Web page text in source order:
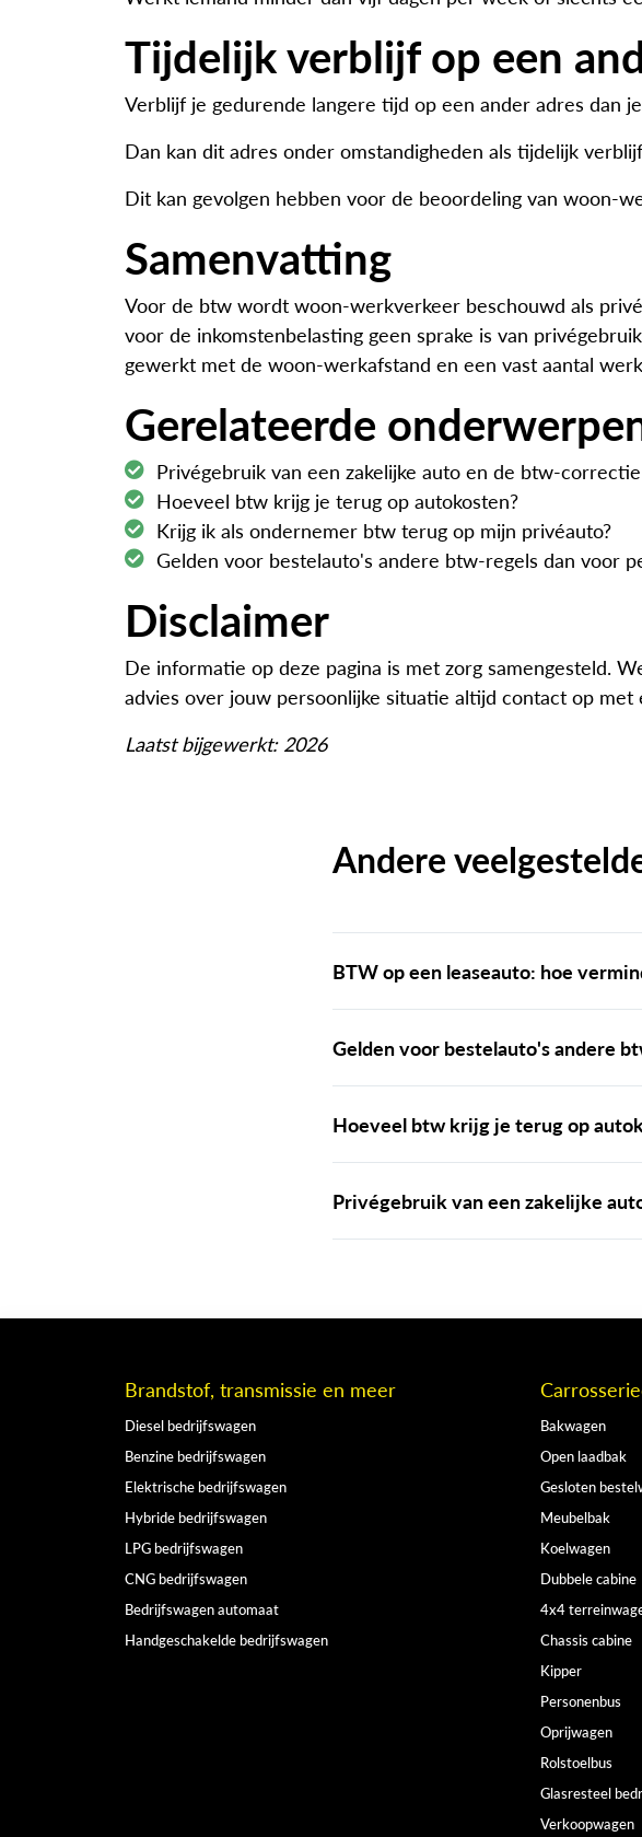
Tijdelijk verblijf op een
Verblijf je gedurende langere tijd op een ander adres dan
Dan kan dit adres onder omstandigheden als tijdelijk
Dit kan gevolgen hebben voor de beoordeling van woon-
Samenvatting
Voor de btw wordt woon-werkverkeer beschouwd als
voor de inkomstenbelasting geen sprake is van
gewerkt met de woon-werkafstand en een vast aantal
Gerelateerde
Privégebruik van een zakelijke auto en de btw-correctie
Hoeveel btw krijg je terug op autokosten?
Krijg ik als ondernemer btw terug op mijn privéauto?
Gelden voor bestelauto's andere btw-regels dan voor
Disclaimer
De informatie op deze pagina is met zorg samengesteld.
advies over jouw persoonlijke situatie altijd contact op
Laatst bijgewerkt: 2026
Andere
BTW op een leaseauto: hoe
Gelden voor bestelauto's andere
Hoeveel btw krijg je terug op
Privégebruik van een zakelijke
Brandstof, transmissie en meer
Diesel bedrijfswagen
Benzine bedrijfswagen
Elektrische bedrijfswagen
Hybride bedrijfswagen
LPG bedrijfswagen
CNG bedrijfswagen
Bedrijfswagen automaat
Handgeschakelde bedrijfswagen
Bakwagen
Open laadbak
Gesloten
Meubelbak
Koelwagen
Dubbele cabine
4x4
Chassis cabine
Kipper
Personenbus
Oprijwagen
Rolstoelbus
Glasresteel
Verkoopwagen